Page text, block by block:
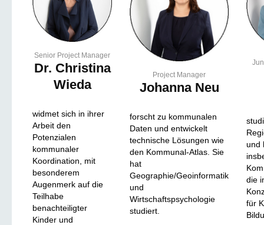
Senior Project Manager
Dr. Christina
Wieda
widmet sich in ihrer
Arbeit den
Potenzialen
kommunaler
Koordination, mit
besonderem
Augenmerk auf die
Teilhabe
benachteiligter
Kinder und
Project Manager
Johanna Neu
forscht zu kommunalen
Daten und entwickelt
technische Lösungen wie
den Kommunal-Atlas. Sie
hat
Geographie/Geoinformatik
und
Wirtschaftspsychologie
studiert.
und
die
für